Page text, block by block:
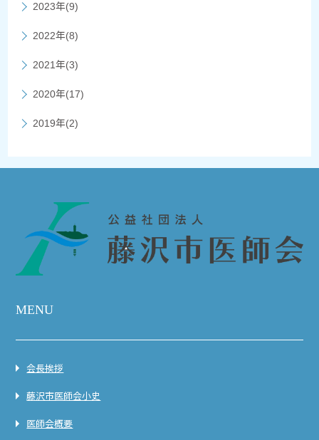
2023年(9)
2022年(8)
2021年(3)
2020年(17)
2019年(2)
MENU
会長挨拶
藤沢市医師会小史
医師会概要